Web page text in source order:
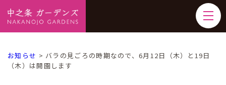
お知らせ > バラの見ごろの時期なので、6月12日（木）と19日
（木）は開園します